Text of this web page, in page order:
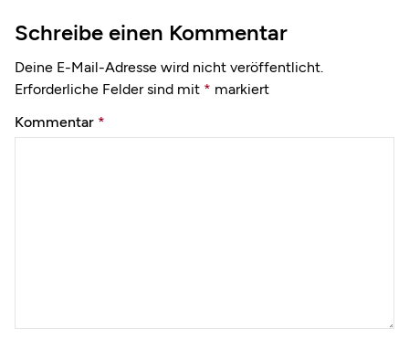
Schreibe einen Kommentar
Deine E-Mail-Adresse wird nicht veröffentlicht.
Erforderliche Felder sind mit * markiert
Kommentar *